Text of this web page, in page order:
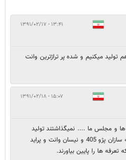
۱۳:۴۱ - ۱۳۹۱/۰۲/۱۷
تولید میکنیم و شده پر تراژترین وانت
۱۵:۰۷ - ۱۳۹۱/۰۲/۱۸
ها و مجلس ما .... نمیگذاشتند تولید
خودرو در انحصار قراضه سازان پژو 405 و نیسان وانت و پراید
ها را پایین بیاورند.